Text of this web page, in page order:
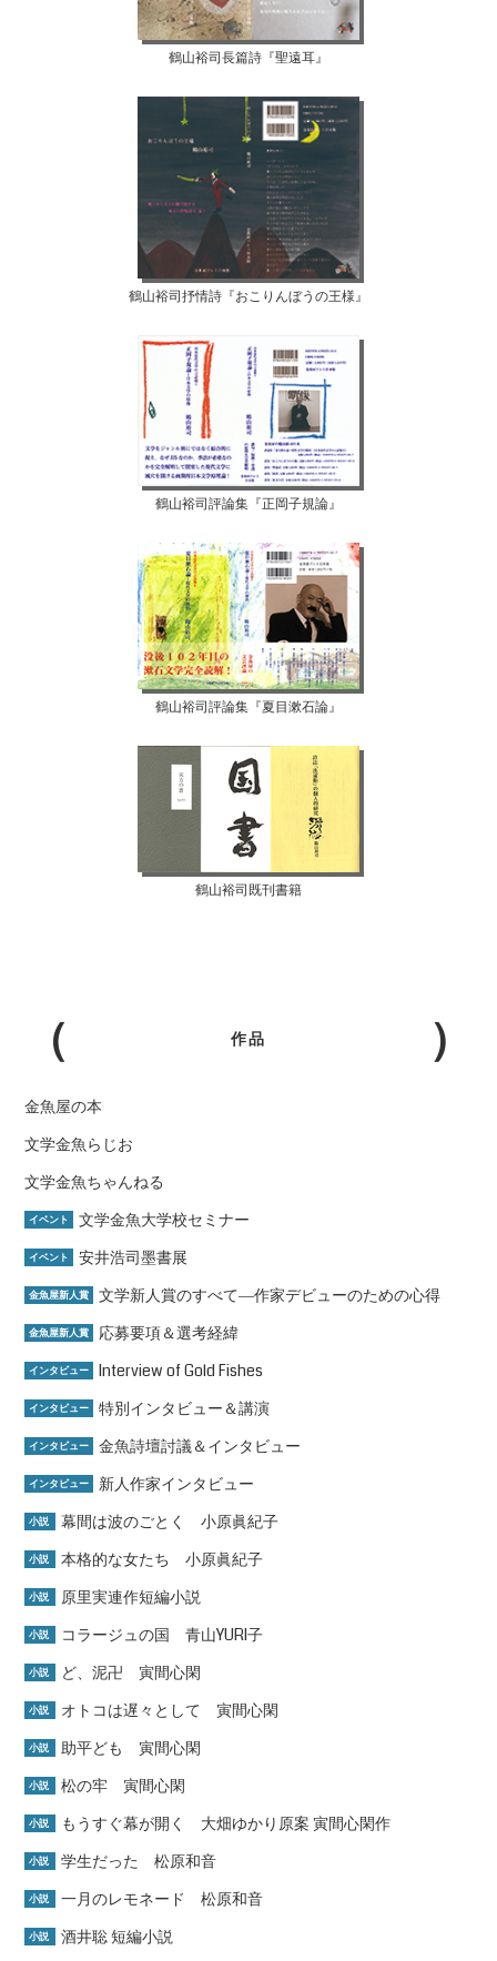
鶴山裕司長篇詩『聖遠耳』
鶴山裕司抒情詩『おこりんぼうの王様』
鶴山裕司評論集『正岡子規論』
鶴山裕司評論集『夏目漱石論』
鶴山裕司既刊書籍
作品
金魚屋の本
文学金魚らじお
文学金魚ちゃんねる
イベント 文学金魚大学校セミナー
イベント 安井浩司墨書展
金魚屋新人賞 文学新人賞のすべて―作家デビューのための心得
金魚屋新人賞 応募要項＆選考経緯
インタビュー Interview of Gold Fishes
インタビュー 特別インタビュー＆講演
インタビュー 金魚詩壇討議＆インタビュー
インタビュー 新人作家インタビュー
小説 幕間は波のごとく 小原眞紀子
小説 本格的な女たち 小原眞紀子
小説 原里実連作短編小説
小説 コラージュの国 青山YURI子
小説 ど、泥卍 寅間心閑
小説 オトコは遅々として 寅間心閑
小説 助平ども 寅間心閑
小説 松の牢 寅間心閑
小説 もうすぐ幕が開く 大畑ゆかり原案 寅間心閑作
小説 学生だった 松原和音
小説 一月のレモネード 松原和音
小説 酒井聡 短編小説